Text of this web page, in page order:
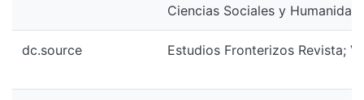
Ciencias Sociales y
dc.source Estudios Fronterizos Revista;